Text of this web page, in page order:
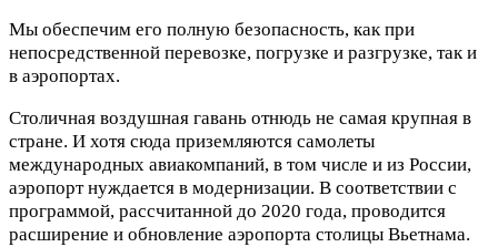
Мы обеспечим его полную безопасность, как при
непосредственной перевозке, погрузке и разгрузке, так и
в аэропортах.
Столичная воздушная гавань отнюдь не самая крупная в
стране. И хотя сюда приземляются самолеты
международных авиакомпаний, в том числе и из России,
аэропорт нуждается в модернизации. В соответствии с
программой, рассчитанной до 2020 года, проводится
расширение и обновление аэропорта столицы Вьетнама.